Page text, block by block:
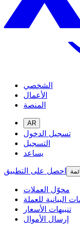
الشخصي
الأعمال
المنصة
AR
تسجيل الدخول
التسجيل
يساعد
احصل على التطبيق
محوّل العملات
البيانية للعملة
تنبيهات الأسعار
إرسال الأموال